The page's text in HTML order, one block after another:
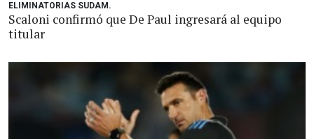
ELIMINATORIAS SUDAM.
Scaloni confirmó que De Paul ingresará al equipo
titular